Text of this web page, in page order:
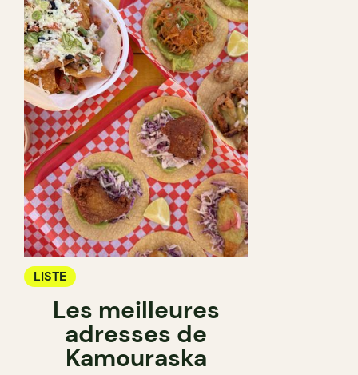
LISTE
Les meilleures
adresses de
Kamouraska